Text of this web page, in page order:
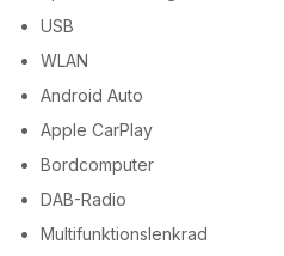
USB
WLAN
Android Auto
Apple CarPlay
Bordcomputer
DAB-Radio
Multifunktionslenkrad